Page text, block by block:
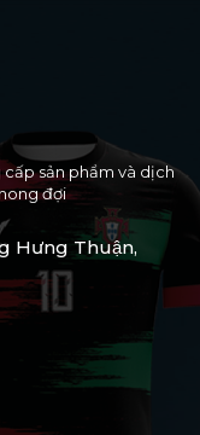
sản phẩm và dịch
đợi
Hưng Thuận,